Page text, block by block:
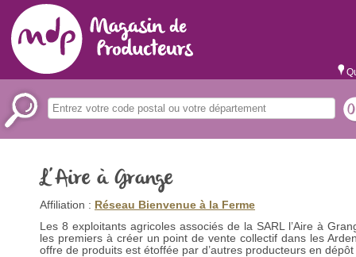
L’Aire à Grange
Affiliation : Réseau Bienvenue à la Ferme
Les 8 exploitants agricoles associés de la SARL l’Aire à
les premiers à créer un point de vente collectif dans les
offre de produits est étoffée par d’autres producteurs en